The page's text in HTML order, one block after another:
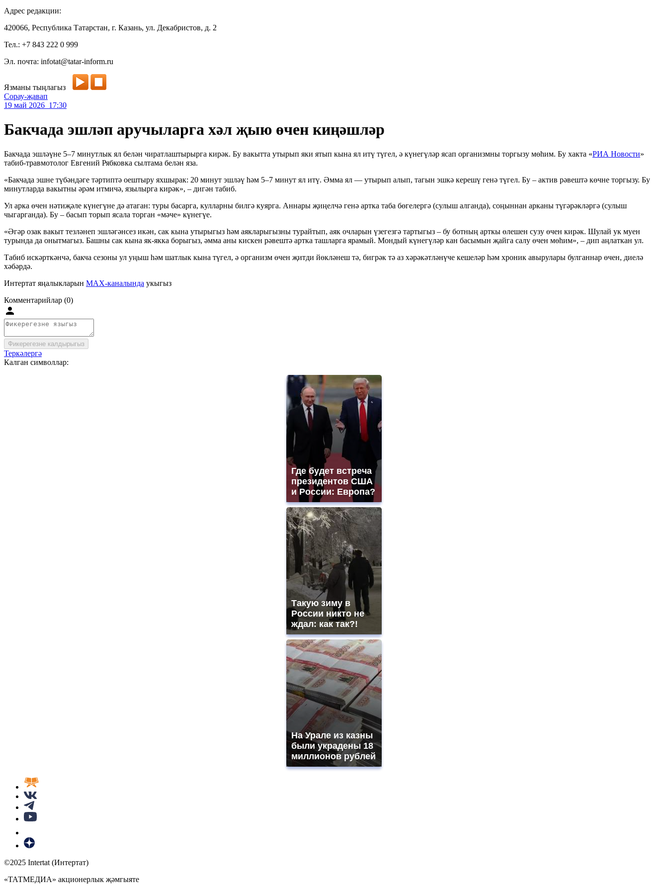
Адрес редакции:
420066, Республика Татарстан, г. Казань, ул. Декабристов, д. 2
Тел.: +7 843 222 0 999
Эл. почта: infotat@tatar-inform.ru
Язманы тыңлагыз
Сорау-җавап
19 май 2026 17:30
Бакчада эшләп аручыларга хәл җыю өчен киңәшләр
Бакчада эшләүне 5–7 минутлык ял белән чиратлаштырырга кирәк. Бу вакытта утырып яки ятып кына ял итү түгел, ә күнегүләр ясап организмны торгызу мөһим. Бу хакта «РИА Новости»
табиб-травмотолог Евгений Рябковка сылтама белән яза.
«Бакчада эшне түбәндәге тәртиптә оештыру яхшырак: 20 минут эшләү һәм 5–7 минут ял итү. Әмма ял — утырып алып, тагын эшкә керешү генә түгел. Бу – актив рәвештә көчне торгызу. Бу
минутларда вакытны әрәм итмичә, язылырга кирәк», – дигән табиб.
Ул арка өчен нәтиҗәле күнегүне дә атаган: туры басарга, кулларны билгә куярга. Аннары җиңелчә генә артка таба бөгелергә (сулыш алганда), соңыннан арканы түгәрәкләргә (сулыш
чыгарганда). Бу – басып торып ясала торган «мәче» күнегүе.
«Әгәр озак вакыт тезләнеп эшләгәнсез икән, сак кына утырыгыз һәм аякларыгызны турайтып, аяк очларын үзегезгә тартыгыз – бу ботның арткы өлешен сузу өчен кирәк. Шулай ук муен
турында да онытмагыз. Башны сак кына як-якка борыгыз, әмма аны кискен рәвештә артка ташларга ярамый. Мондый күнегүләр кан басымын җайга салу өчен мөһим», – дип аңлаткан ул.
Табиб искәрткәнчә, бакча сезоны ул уңыш һәм шатлык кына түгел, ә организм өчен җитди йөкләнеш тә, бигрәк тә аз хәрәкәтләнүче кешеләр һәм хроник авырулары булганнар өчен, диелә
хәбәрдә.
Интертат яңалыкларын MAX-каналында укыгыз
Комментарийлар (0)
Фикерегезне калдырыгыз
Теркәлергә
Калган символлар:
Где будет встреча
президентов США
и России: Европа?
Такую зиму в
России никто не
ждал: как так?!
На Урале из казны
были украдены 18
миллионов рублей
©2025 Intertat (Интертат)
«ТАТМЕДИА» акционерлык җәмгыяте